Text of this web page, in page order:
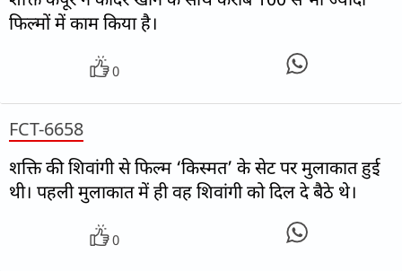
फिल्मों में काम किया है।
0
FCT-6658
शक्ति की शिवांगी से फिल्म ‘किस्मत’ के सेट पर मुलाकात हुई
थी। पहली मुलाकात में ही वह शिवांगी को दिल दे बैठे थे।
0